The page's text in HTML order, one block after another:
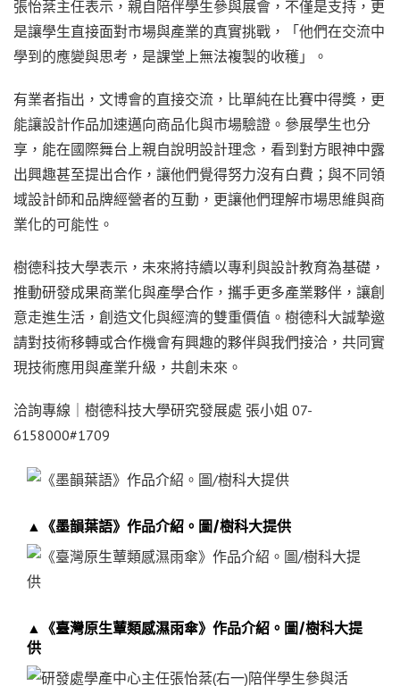
張怡棻主任表示，親自陪伴學生參與展會，不僅是支持，更
是讓學生直接面對市場與產業的真實挑戰，「他們在交流中
學到的應變與思考，是課堂上無法複製的收穫」。
有業者指出，文博會的直接交流，比單純在比賽中得獎，更
能讓設計作品加速邁向商品化與市場驗證。參展學生也分
享，能在國際舞台上親自說明設計理念，看到對方眼神中露
出興趣甚至提出合作，讓他們覺得努力沒有白費；與不同領
域設計師和品牌經營者的互動，更讓他們理解市場思維與商
業化的可能性。
樹德科技大學表示，未來將持續以專利與設計教育為基礎，
推動研發成果商業化與產學合作，攜手更多產業夥伴，讓創
意走進生活，創造文化與經濟的雙重價值。樹德科大誠摯邀
請對技術移轉或合作機會有興趣的夥伴與我們接洽，共同實
現技術應用與產業升級，共創未來。
洽詢專線｜樹德科技大學研究發展處 張小姐 07-
6158000#1709
▲《墨韻葉語》作品介紹。圖/樹科大提供
▲《臺灣原生蕈類感濕雨傘》作品介紹。圖/樹科大提
供